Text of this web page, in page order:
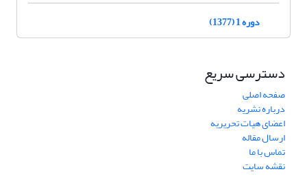
دوره 1 (1377)
دسترسی سریع
صفحه اصلی
درباره نشریه
اعضای هیات تحریریه
ارسال مقاله
تماس با ما
نقشه سایت